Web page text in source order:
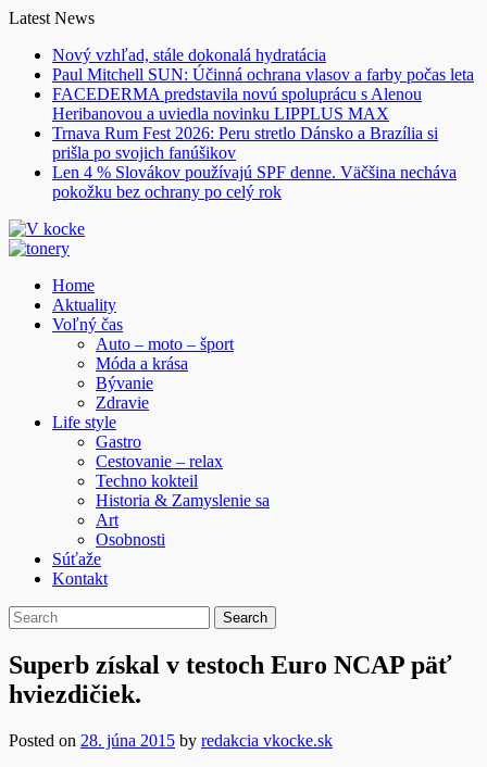
Skip
content
Latest News
Nový vzhľad, stále dokonalá hydratácia
Paul Mitchell SUN: Účinná ochrana vlasov a farby počas leta
FACEDERMA predstavila novú spoluprácu s Alenou
Heribanovou a uviedla novinku LIPPLUS MAX
Trnava Rum Fest 2026: Peru stretlo Dánsko a Brazília si
prišla po svojich fanúšikov
Len 4 % Slovákov používajú SPF denne. Väčšina necháva
pokožku bez ochrany po celý rok
Home
Aktuality
Voľný čas
Auto – moto – šport
Móda a krása
Bývanie
Zdravie
Life style
Gastro
Cestovanie – relax
Techno kokteil
Historia & Zamyslenie sa
Art
Osobnosti
Súťaže
Kontakt
Superb získal v testoch Euro NCAP päť
hviezdičiek.
Posted on 28. júna 2015 by redakcia vkocke.sk